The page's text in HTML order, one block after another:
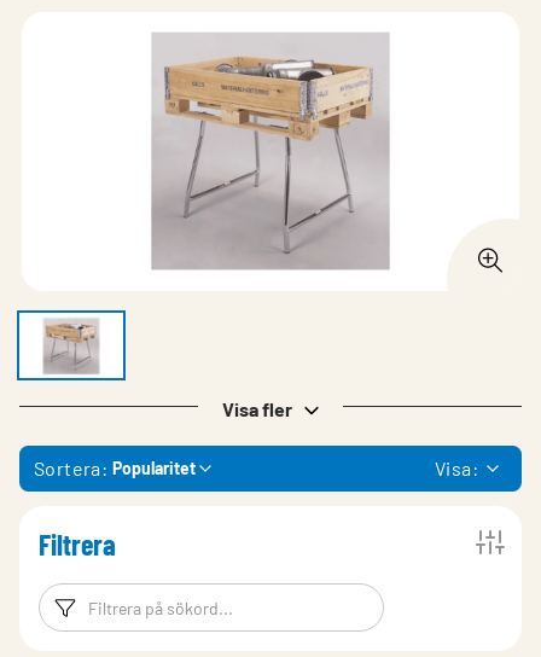
Visa fler
Sortera: Popularitet Visa:
Filtrera
Filtreringsord Filtrera